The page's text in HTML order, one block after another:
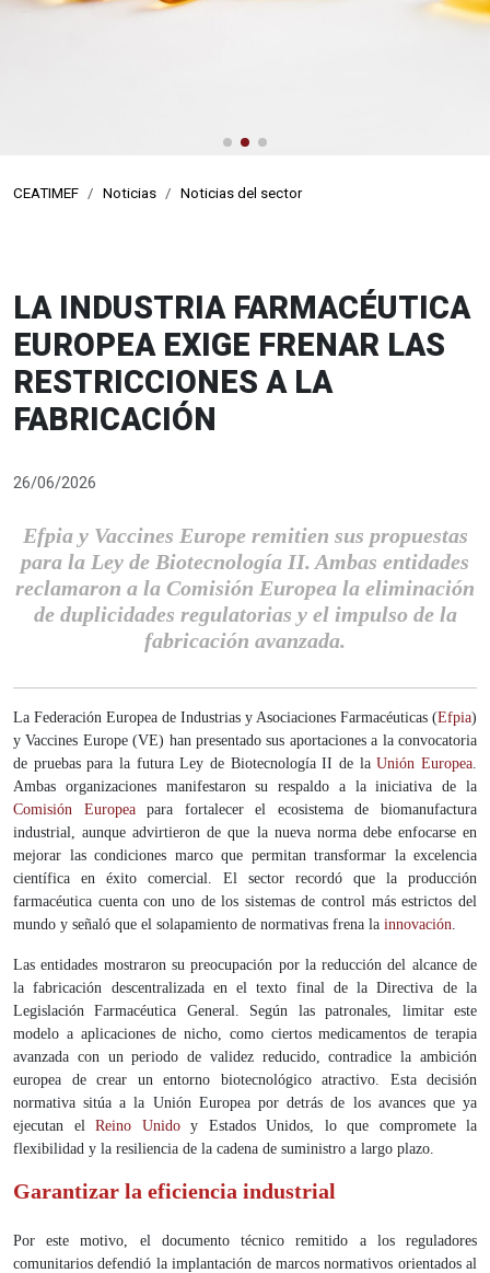
CEATIMEF Noticias Noticias del sector
LA INDUSTRIA FARMACÉUTICA
EUROPEA EXIGE FRENAR LAS
RESTRICCIONES A LA
FABRICACIÓN
26/06/2026
Efpia y Vaccines Europe remitien sus propuestas
para la Ley de Biotecnología II. Ambas entidades
reclamaron a la Comisión Europea la eliminación
de duplicidades regulatorias y el impulso de la
fabricación avanzada.
La Federación Europea de Industrias y Asociaciones Farmacéuticas (Efpia)
y Vaccines Europe (VE) han presentado sus aportaciones a la convocatoria
de pruebas para la futura Ley de Biotecnología II de laUnión Europea.
Ambas organizaciones manifestaron su respaldo a la iniciativa de la
Comisión Europeapara fortalecer el ecosistema de biomanufactura
industrial, aunque advirtieron de que la nueva norma debe enfocarse en
mejorar las condiciones marco que permitan transformar la excelencia
científica en éxito comercial. El sector recordó que la producción
farmacéutica cuenta con uno de los sistemas de control más estrictos del
mundo y señaló que el solapamiento de normativas frena la innovación.
Las entidades mostraron su preocupación por la reducción del alcance de
la fabricación descentralizada en el texto final de la Directiva de la
Legislación Farmacéutica General. Según las patronales, limitar este
modelo a aplicaciones de nicho, como ciertos medicamentos de terapia
avanzada con un periodo de validez reducido, contradice la ambición
europea de crear un entorno biotecnológico atractivo. Esta decisión
normativa sitúa a la Unión Europea por detrás de los avances que ya
ejecutan el Reino Unidoy Estados Unidos, lo que compromete la
flexibilidad y la resiliencia de la cadena de suministro a largo plazo.
Garantizar la eficiencia industrial
Por este motivo, el documento técnico remitido a los reguladores
comunitarios defendió la implantación de marcos normativos orientados al